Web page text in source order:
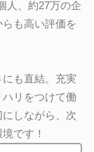
人、約27万の企
も高い評価を
も直結。充実
リをつけて働
しながら、次
です！